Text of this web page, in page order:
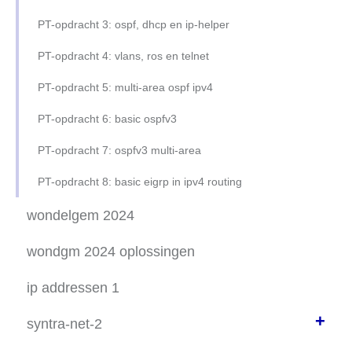
(4) subnetting OSPF / vlan ROS /
(5) SLAAC -- stateless DHCPv6
(6) subnetting en ospf (2)
(7) ipv4 vraagjes
(8) ipv6 ndp 1/2
(9 - 10) trblshoot (oefening 9 en 10)
PT-opdracht 3: ospf, dhcp en ip-helper
PT-opdracht 4: vlans, ros en telnet
PT-opdracht 5: multi-area ospf ipv4
PT-opdracht 6: basic ospfv3
PT-opdracht 7: ospfv3 multi-area
PT-opdracht 8: basic eigrp in ipv4 routing
wondelgem 2024
wondgm 2024 oplossingen
ip addressen 1
+
syntra-net-2